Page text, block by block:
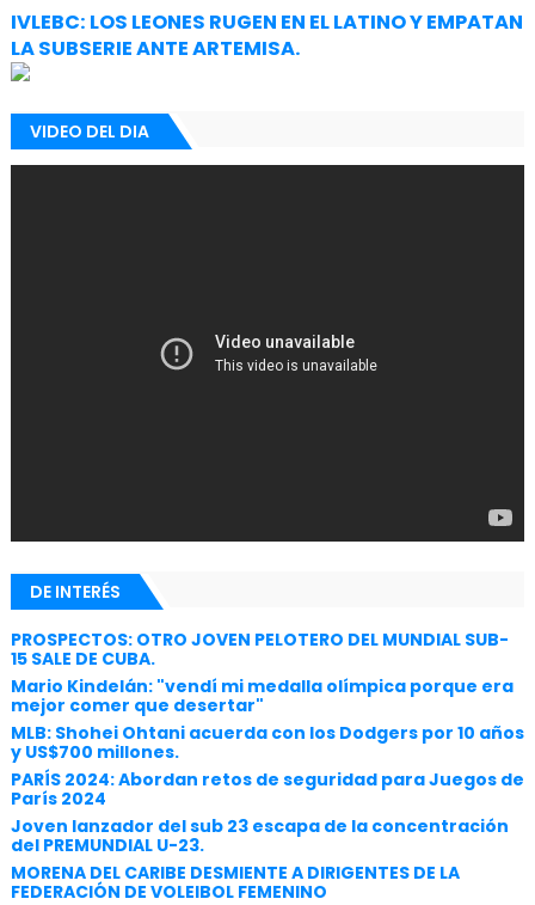
IVLEBC: LOS LEONES RUGEN EN EL LATINO Y EMPATAN
LA SUBSERIE ANTE ARTEMISA.
VIDEO DEL DIA
DE INTERÉS
PROSPECTOS: OTRO JOVEN PELOTERO DEL MUNDIAL SUB-
15 SALE DE CUBA.
Mario Kindelán: "vendí mi medalla olímpica porque era
mejor comer que desertar"
MLB: Shohei Ohtani acuerda con los Dodgers por 10 años
y US$700 millones.
PARÍS 2024: Abordan retos de seguridad para Juegos de
París 2024
Joven lanzador del sub 23 escapa de la concentración
del PREMUNDIAL U-23.
MORENA DEL CARIBE DESMIENTE A DIRIGENTES DE LA
FEDERACIÓN DE VOLEIBOL FEMENINO